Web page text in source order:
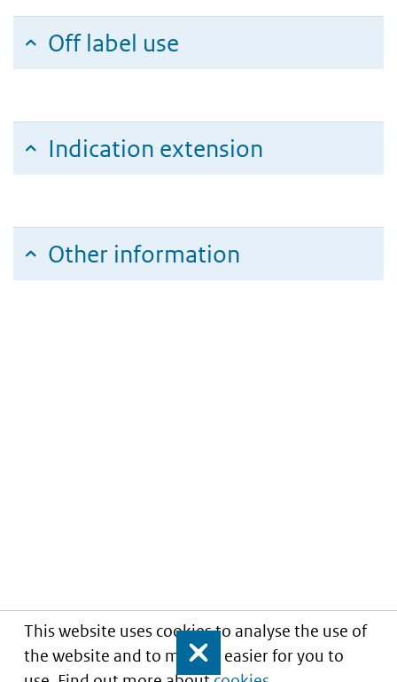
This website uses cookies to analyse the use of
the website and to make it easier for you to
Close
Off label use
Indication extension
Other information